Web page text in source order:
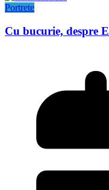
Portrete
Cu bucurie, despre